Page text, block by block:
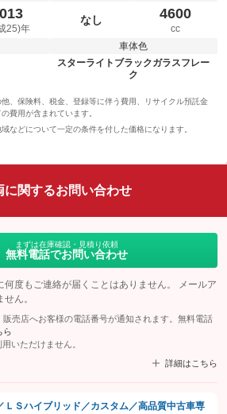
25)年
なし 4600
cc
車体色
スターライトブラックガラスフレー
ク
、保険料、税金、登録等に伴う費用、リサイクル預託金
費用が含まれています。
などについて一定の条件を付した価格になります。
に関するお問い合わせ
まずは在庫確認・見積り依頼
無料電話でお問い合わせ
何度もご連絡が届くことはありません。 メールア
ん。
売店へお客様の電話番号が通知されます。無料電話
ら
いただけません。
詳細はこちら
ＬＳハイブリッド／カスタム／高品質中古車専